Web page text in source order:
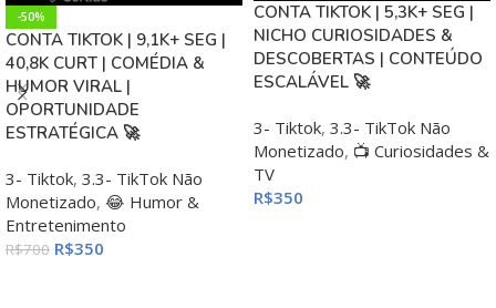
-50%
CONTA TIKTOK | 9,1K+ SEG |
40,8K CURT | COMÉDIA &
HUMOR VIRAL |
OPORTUNIDADE
ESTRATÉGICA 🚀
3- Tiktok, 3.3- TikTok Não
Monetizado, 😂 Humor &
Entretenimento
R$700 R$350
CONTA TIKTOK | 5,3K+ SEG |
NICHO CURIOSIDADES &
DESCOBERTAS | CONTEÚDO
ESCALÁVEL 🚀
3- Tiktok, 3.3- TikTok Não
Monetizado, 📺 Curiosidades &
TV
R$350